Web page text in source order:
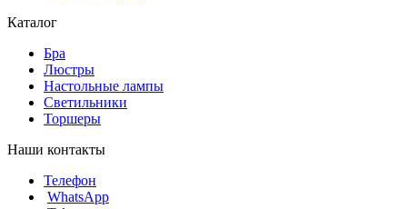
Каталог
Бра
Люстры
Настольные лампы
Светильники
Торшеры
Наши контакты
Телефон
WhatsApp